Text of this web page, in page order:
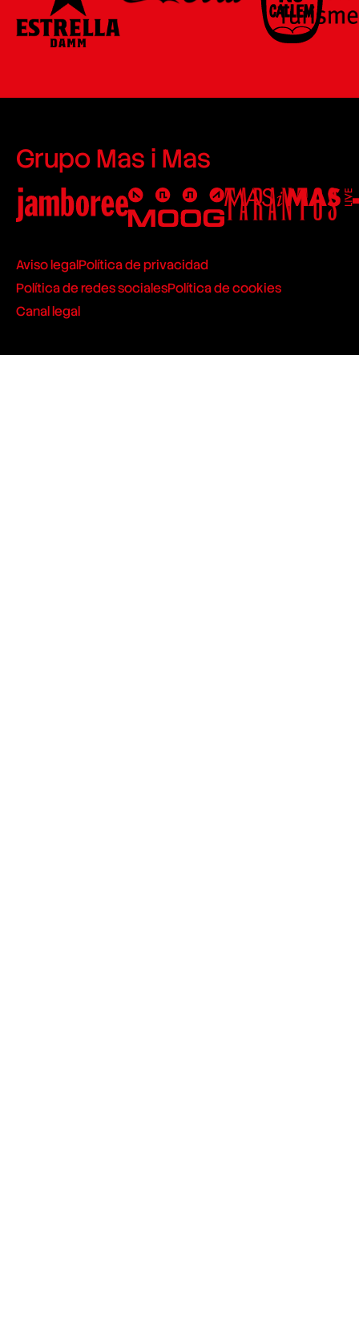
Grupo Mas i Mas
Aviso legalPolítica de privacidad
Política de redes socialesPolítica de cookies
Canal legal